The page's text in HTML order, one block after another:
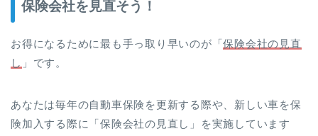
保険会社を見直そう！
お得になるために最も手っ取り早いのが「保険会社の見直
し 」です。
あなたは毎年の自動車保険を更新する際や、新しい車を保
険加入する際に「保険会社の見直し」を実施しています